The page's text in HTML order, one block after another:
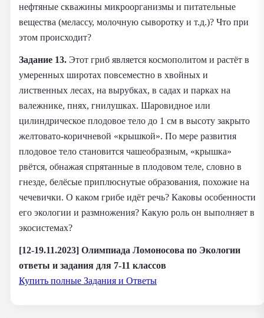
нефтяные скважины микроорганизмы и питательные
вещества (мелассу, молочную сыворотку и т.д.)? Что при
этом происходит?
Задание 13. Этот гриб является космополитом и растёт в
умеренных широтах повсеместно в хвойных и
лиственных лесах, на вырубках, в садах и парках на
валежнике, пнях, гнилушках. Шаровидное или
цилиндрическое плодовое тело до 1 см в высоту закрыто
желтовато-коричневой «крышкой». По мере развития
плодовое тело становится чашеобразным, «крышка»
рвётся, обнажая спрятанные в плодовом теле, словно в
гнезде, белёсые приплюснутые образования, похожие на
чечевички. О каком грибе идёт речь? Каковы особенности
его экологии и размножения? Какую роль он выполняет в
экосистемах?
[12-19.11.2023] Олимпиада Ломоносова по Экологии
ответы и задания для 7-11 классов
Купить полные Задания и Ответы